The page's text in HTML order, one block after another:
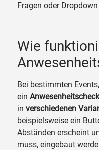
Fragen oder
Wie
Bei bestimmten
ein Anwesenheitscheck
in verschiedenen
beispielsweise ein
Abständen erscheint
muss, eingebaut